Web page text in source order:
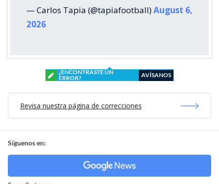
— Carlos Tapia (@tapiafootball)August 6,
2026
¿ENCONTRASTE UN
ERROR?
AVÍSANOS
Revisa nuestra página de correcciones
Síguenos en: